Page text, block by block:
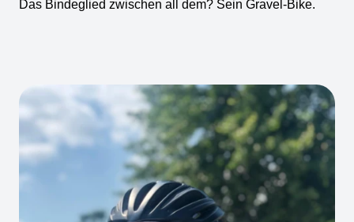
Das Bindeglied zwischen all dem? Sein Gravel-Bike.